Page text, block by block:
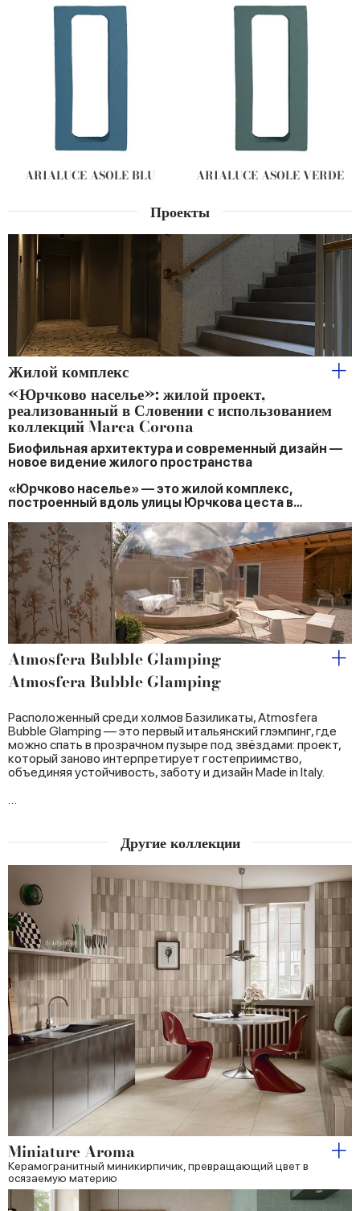
ARIALUCE ASOLE BLU ARIALUCE ASOLE VERDE
Проекты
Жилой комплекс
«Юрчково населье»: жилой проект,
реализованный в Словении с использованием
коллекций Marca Corona
Биофильная архитектура и современный дизайн —
новое видение жилого пространства
«Юрчково населье» — это жилой комплекс,
построенный вдоль улицы Юрчкова цеста в…
Atmosfera Bubble Glamping
Atmosfera Bubble Glamping
Расположенный среди холмов Базиликаты, Atmosfera
Bubble Glamping — это первый итальянский глэмпинг, где
можно спать в прозрачном пузыре под звёздами: проект,
который заново интерпретирует гостеприимство,
объединяя устойчивость, заботу и дизайн Made in Italy.
…
Другие коллекции
Miniature Aroma
Керамогранитный миникирпичик, превращающий цвет в
осязаемую материю